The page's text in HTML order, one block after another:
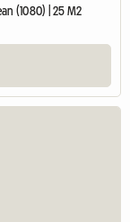
(1080) | 25 M2